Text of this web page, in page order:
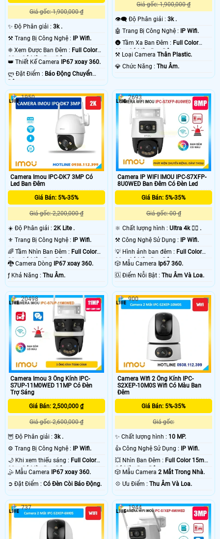
Giá gốc: 1,900,000 ₫
✨ Độ Phân giải : 3k .
⚒ Trang Bị Công Nghệ : IP Wifi.
❈ Xem Được Ban Đêm : Full Color
20m Có Màu Ban Ðêm.
👑 Thiết Kế Camera IP67 xoay 360.
️ლ Đặt Điểm : Báo Động Chuyển
Động.
Giá gốc: 1,900,000 ₫
👁️‍🗨 Độ Phân giải :3k .
🤖️ Trang Bị Công Nghệ : IP Wifi.
🌚 Tầm Xa Ban Đêm : Full Color
30m Có Màu Ban Ðêm.
⚒ Loại CameraThân Plastic.
️💎 Chức Năng :Thu Âm.
Camera Imou IPC-DK7 3MP Có
Led Ban Đêm
Giá Bán: 5%-35%
Giá gốc: 2,200,000 ₫
☀️ Độ Phân giải : 2K Lite .
⚜️ Trang Bị Công Nghệ :
IP Wifi.
🌈 Tầm Nhìn Ban Đêm : Full Color
20m Có Màu Ban Ðêm.
🐉️ Camera Dòng
IP67 xoay 360.
️ƒ Khả Năng : Thu Âm.
1950
Camera IP WIFI IMOU IPC-S7XFP-
8U0WED Ban Đêm Có Đèn Led
Giá Bán: 5%-35%
Giá gốc: 00 ₫
🔆 Chất lượng hình :Ultra 4k 👍🏾 .
⚒ Công Nghệ Sử Dụng :
IP Wifi.
💡 Hình ảnh ban đêm : Full Color
30m Có Màu Ban Ðêm.
🎲 Mẫu Camera Ip67 360.
️🆑 Điểm Nỗi Bật :Thu Âm Và Loa.
2693
Camera Imou 3 Ống Kính IPC-
S7UP-11M0WED 11MP Có Đèn
Trợ Sáng
Giá Bán: 2,500,000 ₫
Giá gốc: 2,600,000 ₫
🦉 Độ Phân giải : 3k .
⚙ Trang Bị Công Nghệ :
IP Wifi.
🌙 Khi xem thiếu sáng : Full Color
30m Có Màu Ban Ðêm.
🤹 Mẫu Camera
IP67 xoay 360.
️➲ Đặt Điểm : Có Ðèn Còi Báo Động.
20498
Camera WIfi 2 Ống Kính IPC-
S2XEP-10M0S Wifi Có Màu Ban
Đêm
Giá Bán: 5%-35%
Giá gốc:
✨ Chất lượng hình : 10 MP.
👍 Công Nghệ Sử Dụng :
IP Wifi.
💥 Nhìn Ban Đêm : Full Color 15m
Có Màu Ban Ðêm.
🎲 Mẫu Camera2 Mắt Trong Nhà.
️💠 Ưu Điểm :Thu Âm Và Loa.
900
737 1944